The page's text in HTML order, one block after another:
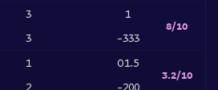
3
3
1
-333
8/10
1
2
O1.5
-200
3.2/10